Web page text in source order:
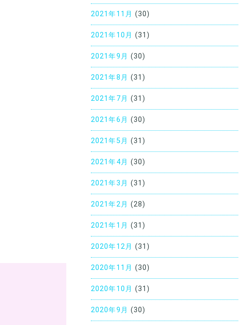
2021年11月 (30)
2021年10月 (31)
2021年9月 (30)
2021年8月 (31)
2021年7月 (31)
2021年6月 (30)
2021年5月 (31)
2021年4月 (30)
2021年3月 (31)
2021年2月 (28)
2021年1月 (31)
2020年12月 (31)
2020年11月 (30)
2020年10月 (31)
2020年9月 (30)